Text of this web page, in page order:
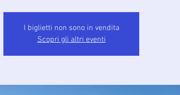
I biglietti non sono in vendita
Scopri gli altri eventi